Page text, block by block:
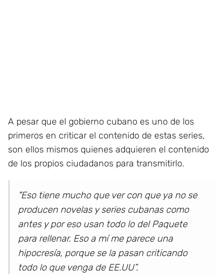
A pesar que el gobierno cubano es uno de los
primeros en criticar el contenido de estas series,
son ellos mismos quienes adquieren el contenido
de los propios ciudadanos para transmitirlo.
"Eso tiene mucho que ver con que ya no se
producen novelas y series cubanas como
antes y por eso usan todo lo del Paquete
para rellenar. Eso a mí me parece una
hipocresía, porque se la pasan criticando
todo lo que venga de EE.UU”.